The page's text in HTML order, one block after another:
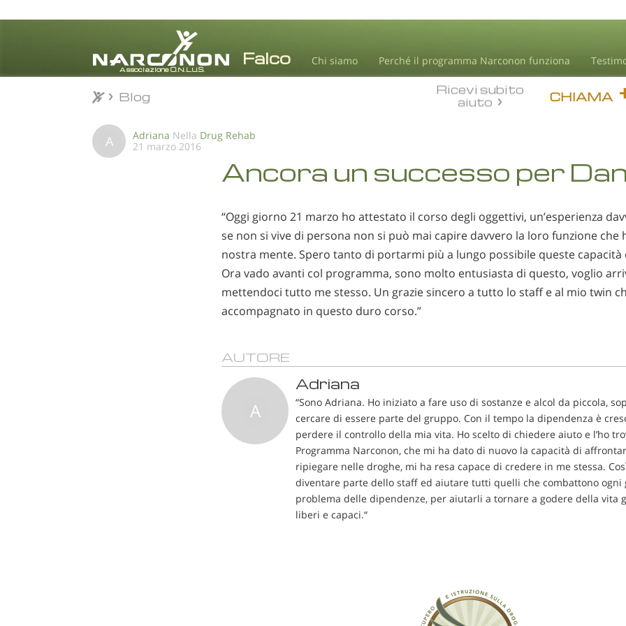
Chi siamo Perché il programma Narconon funziona
CHIAMA
Ricevi subito
aiuto
Blog
A Adriana Nella Drug Rehab
21 marzo 2016
Ancora un successo per
“Oggi giorno 21 marzo ho attestato il corso degli oggettivi, un’esperienza
se non si vive di persona non si può mai capire davvero la loro funzione che
nostra mente. Spero tanto di portarmi più a lungo possibile queste capacità
Ora vado avanti col programma, sono molto entusiasta di questo, voglio
mettendoci tutto me stesso. Un grazie sincero a tutto lo staff e al mio twin
accompagnato in questo duro corso.”
AUTORE
A
Adriana
“Sono Adriana. Ho iniziato a fare uso di sostanze e alcol da piccola,
cercare di essere parte del gruppo. Con il tempo la dipendenza è
perdere il controllo della mia vita. Ho scelto di chiedere aiuto e l’ho
Programma Narconon, che mi ha dato di nuovo la capacità di
ripiegare nelle droghe, mi ha resa capace di credere in me stessa.
diventare parte dello staff ed aiutare tutti quelli che combattono ogni
problema delle dipendenze, per aiutarli a tornare a godere della vita
liberi e capaci.“
Blog